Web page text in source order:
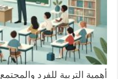
أهمية التربية للفرد والمجتمع